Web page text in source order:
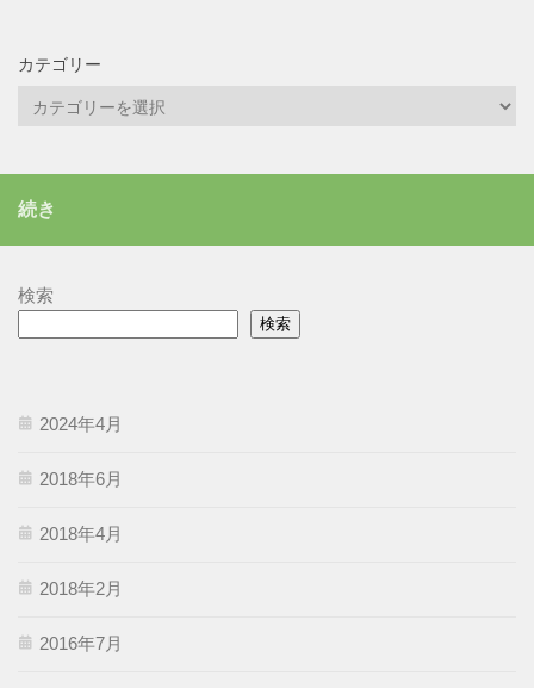
カテゴリー
ー
続き
検索
検索
2024年4月
2018年6月
2018年4月
2018年2月
2016年7月